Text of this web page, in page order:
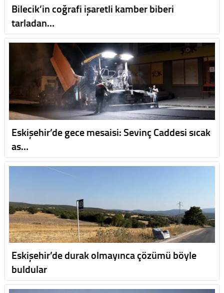
Bilecik’in coğrafi işaretli kamber biberi
tarladan…
Eskişehir’de gece mesaisi: Sevinç Caddesi sıcak
as…
Eskişehir’de durak olmayınca çözümü böyle
buldular